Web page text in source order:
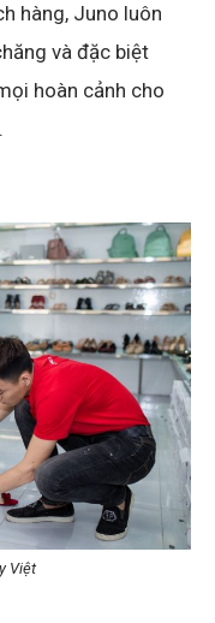
hàng, Juno luôn
và đặc biệt
hoàn cảnh cho
Việt